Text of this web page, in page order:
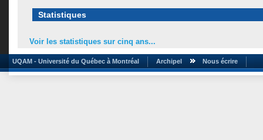
Statistiques
Voir les statistiques sur cinq ans...
UQAM - Université du Québec à Montréal Archipel Nous écrire